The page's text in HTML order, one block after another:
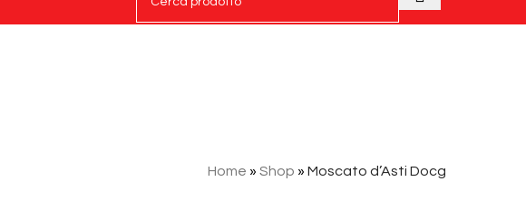
Home » Shop » Moscato d’Asti Docg